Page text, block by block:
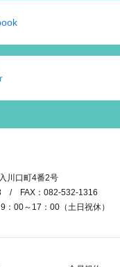
川口町4番2号
/ FAX：082-532-1316
00～17：00（土日祝休）